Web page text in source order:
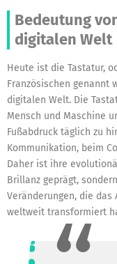
Bedeutung
digitalen Welt
Heute ist die Tastatur,
Französischen genannt
digitalen Welt. Die
Mensch und Maschine
Fußabdruck täglich zu
Kommunikation, beim
Daher ist ihre
Brillanz geprägt,
Veränderungen, die das
weltweit transformiert